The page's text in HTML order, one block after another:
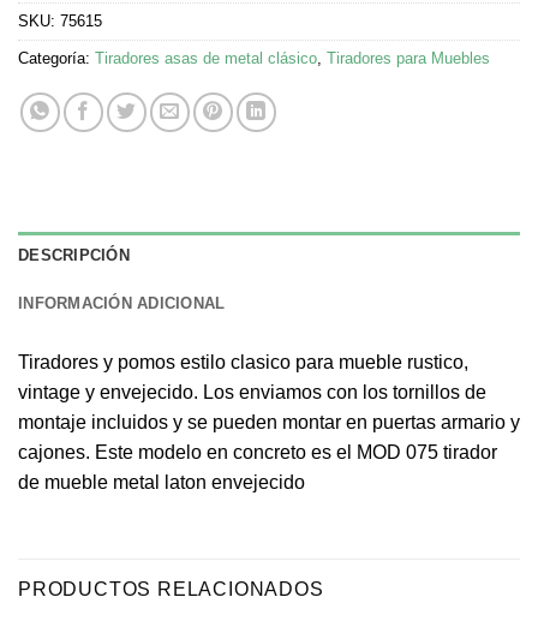
SKU: 75615
Categoría: Tiradores asas de metal clásico, Tiradores para Muebles
DESCRIPCIÓN
INFORMACIÓN ADICIONAL
Tiradores y pomos estilo clasico para mueble rustico,
vintage y envejecido. Los enviamos con los tornillos de
montaje incluidos y se pueden montar en puertas armario y
cajones. Este modelo en concreto es el MOD 075 tirador
de mueble metal laton envejecido
PRODUCTOS RELACIONADOS